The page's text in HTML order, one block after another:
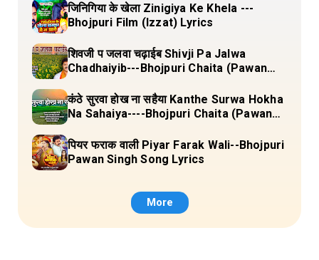
जिनिगिया के खेला Zinigiya Ke Khela ---
Bhojpuri Film (Izzat) Lyrics
शिवजी प जलवा चढ़ाईब Shivji Pa Jalwa
Chadhaiyib---Bhojpuri Chaita (Pawan
कंठे सुरवा होख ना सहैया Kanthe Surwa Hokha
Na Sahaiya----Bhojpuri Chaita (Pawan
पियर फराक वाली Piyar Farak Wali--Bhojpuri
Pawan Singh Song Lyrics
More